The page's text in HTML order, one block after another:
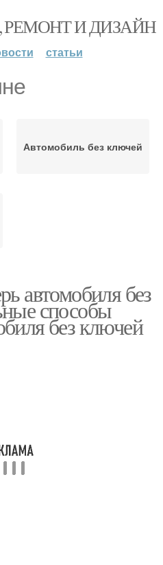
РЕМОНТ И ДИЗАЙН
статьи
Автомобиль без ключей
автомобиля без
способы
без ключей